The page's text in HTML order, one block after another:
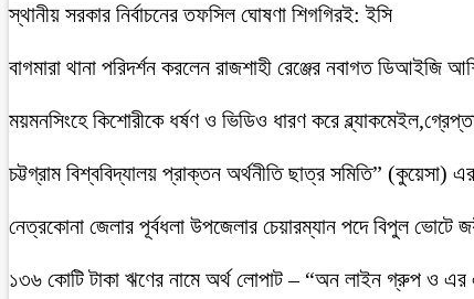
স্থানীয় সরকার নির্বাচনের তফসিল ঘোষণা শিগগিরই: ইসি
বাগমারা থানা পরিদর্শন করলেন রাজশাহী রেঞ্জের নবাগত ডিআইজি
ময়মনসিংহে কিশোরীকে ধর্ষণ ও ভিডিও ধারণ করে
চট্টগ্রাম বিশ্ববিদ্যালয় প্রাক্তন অর্থনীতি ছাত্র সমিতি” (কুয়েসা)
নেত্রকোনা জেলার পূর্বধলা উপজেলার চেয়ারম্যান পদে বিপুল
১৩৬ কোটি টাকা ঋণের নামে অর্থ লোপাট – “অন লাইন গ্রুপ ও